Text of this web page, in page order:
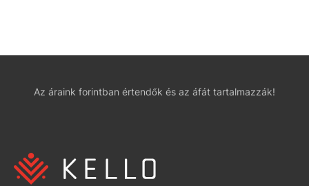
Az áraink forintban értendők és az áfát tartalmazzák!